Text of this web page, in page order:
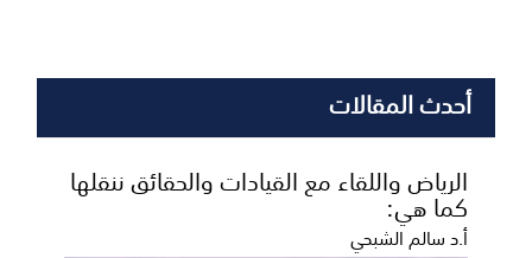
أحدث المقالات
الرياض واللقاء مع القيادات والحقائق ننقلها
كما هي:
أ.د سالم الشبحي